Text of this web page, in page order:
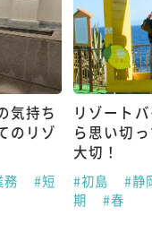
気持ち
のリゾ
務
#短
リゾート
ら思い切
大切！
#初島
#静
期
#春